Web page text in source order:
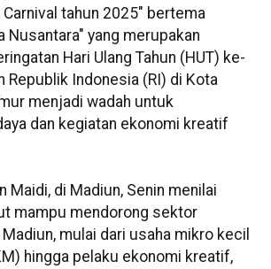
Carnival tahun 2025" bertema
Nusantara" yang merupakan
Hari Ulang Tahun (HUT) ke-
Republik Indonesia (RI) di Kota
menjadi wadah untuk
dan kegiatan ekonomi kreatif
Maidi, di Madiun, Senin menilai
mampu mendorong sektor
mulai dari usaha mikro kecil
hingga pelaku ekonomi kreatif,